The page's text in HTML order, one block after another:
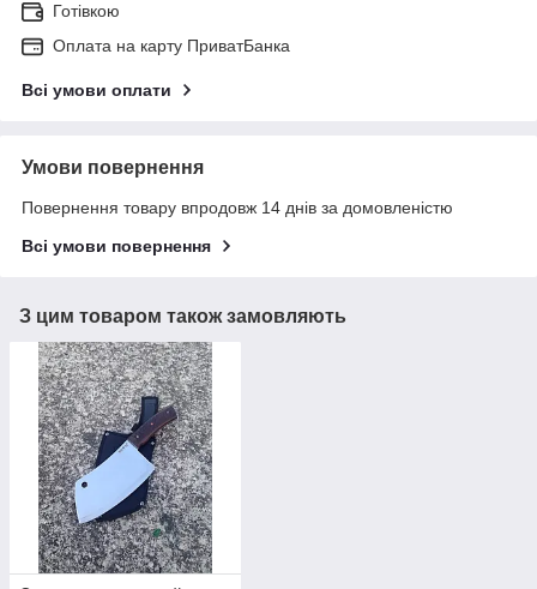
Готівкою
Оплата на карту ПриватБанка
Всі умови оплати
Умови повернення
Повернення товару впродовж 14 днів за домовленістю
Всі умови повернення
З цим товаром також замовляють